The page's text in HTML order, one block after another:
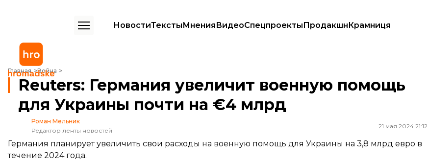
НовостиТекстыМненияВидеоСпецпроектыПродакшнКрамниця
Главная Война
Reuters: Германия увеличит военную помощь для Украины почти на €4 млрд
Reuters: Германия увеличит военную помощь
для Украины почти на €4 млрд
Роман Мельник
Редактор ленты новостей
21 мая 2024 21:12
Германия планирует увеличить свои расходы на военную помощь для Украины на 3,8 млрд евро в
течение 2024 года.